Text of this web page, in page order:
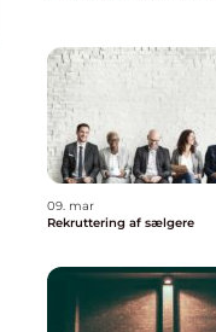
09. mar
Rekruttering af sælgere